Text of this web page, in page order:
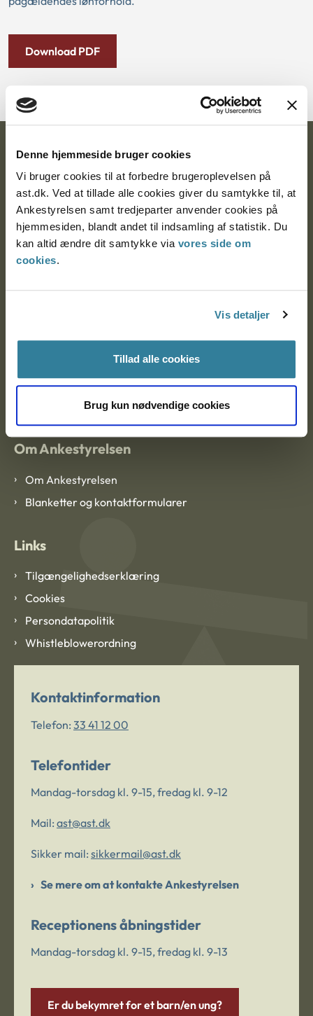
Denne hjemmeside bruger cookies
Vi bruger cookies til at forbedre brugeroplevelsen på
ast.dk. Ved at tillade alle cookies giver du samtykke til, at
Ankestyrelsen samt tredjeparter anvender cookies på
hjemmesiden, blandt andet til indsamling af statistik. Du
kan altid ændre dit samtykke via vores side om
cookies.
Vis detaljer
Tillad alle cookies
Brug kun nødvendige cookies
Download PDF
Ankestyrelsen
Postadresse:
Nytorv 7, 2. sal
9000 Aalborg
EAN: 57 98 000 35 48 21
Om Ankestyrelsen
Om Ankestyrelsen
Blanketter og kontaktformularer
Links
Tilgængelighedserklæring
Cookies
Persondatapolitik
Whistleblowerordning
Kontaktinformation
Telefon: 33 41 12 00
Telefontider
Mandag-torsdag kl. 9-15, fredag kl. 9-12
Mail: ast@ast.dk
Sikker mail: sikkermail@ast.dk
Se mere om at kontakte Ankestyrelsen
Receptionens åbningstider
Mandag-torsdag kl. 9-15, fredag kl. 9-13
Er du bekymret for et barn/en ung?